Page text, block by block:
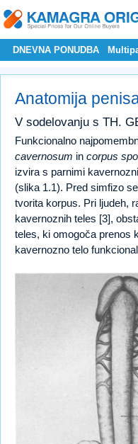
DNEVNA PONUDBA
Anatomija
V sodelovanju s TH.
Funkcionalno
cavernosum in corpus
izvira s parnimi
(slika 1.1). Pred simfizo
tvorita korpus. Pri ljudeh,
kavernoznih teles [3],
teles, ki omogoča prenos
kavernozno telo